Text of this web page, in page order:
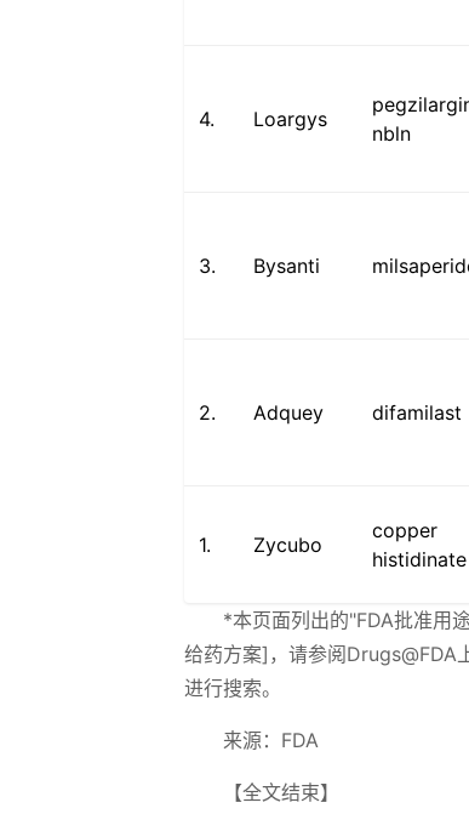
4. Loargys
nbln
3. Bysanti
2. Adquey difamilast
1. Zycubo
copper
histidinate
*本页面列出的"FDA批准用
给药方案]，请参阅Drugs@FDA
进行搜索。
来源：FDA
【全文结束】